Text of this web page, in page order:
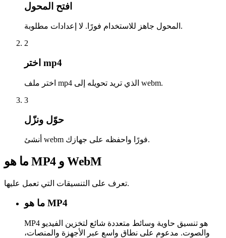
افتح المحول
المحول جاهز للاستخدام فورًا. لا إعدادات مطلوبة.
2
اختر mp4
اختر ملف mp4 الذي تريد تحويله إلى webm.
3
حوّل ونزّل
أنشئ webm فورًا واحفظه على جهازك.
ما هو MP4 و WebM
تعرف على التنسيقات التي تعمل عليها.
ما هو MP4
MP4 هو تنسيق حاوية وسائط متعددة شائع لتخزين الفيديو
والصوت. مدعوم على نطاق واسع عبر الأجهزة والمنصات،